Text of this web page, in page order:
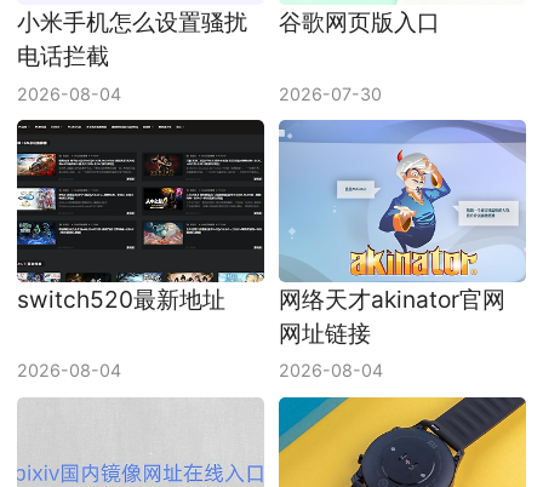
小米手机怎么设置骚扰
电话拦截
2026-08-04
谷歌网页版入口
2026-07-30
switch520最新地址
2026-08-04
网络天才akinator官网
网址链接
2026-08-04